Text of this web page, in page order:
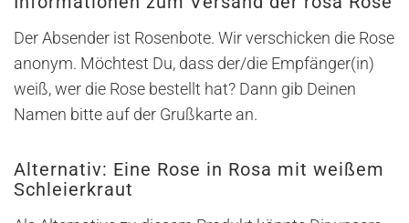
Der Absender ist Rosenbote. Wir verschicken die Rose
anonym. Möchtest Du, dass der/die Empfänger(in)
weiß, wer die Rose bestellt hat? Dann gib Deinen
Namen bitte auf der Grußkarte an.
Alternativ: Eine Rose in Rosa mit weißem
Schleierkraut